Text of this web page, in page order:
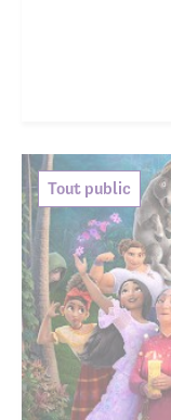
Tout public